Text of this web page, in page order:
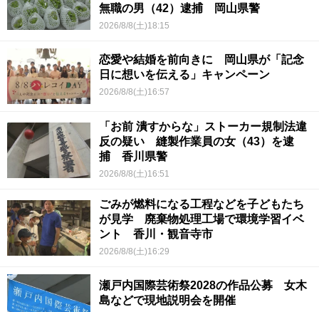
無職の男（42）逮捕 岡山県警
2026/8/8(土)18:15
恋愛や結婚を前向きに 岡山県が「記念
日に想いを伝える」キャンペーン
2026/8/8(土)16:57
「お前 潰すからな」ストーカー規制法違
反の疑い 縫製作業員の女（43）を逮
捕 香川県警
2026/8/8(土)16:51
ごみが燃料になる工程などを子どもたち
が見学 廃棄物処理工場で環境学習イベ
ント 香川・観音寺市
2026/8/8(土)16:29
瀬戸内国際芸術祭2028の作品公募 女木
島などで現地説明会を開催